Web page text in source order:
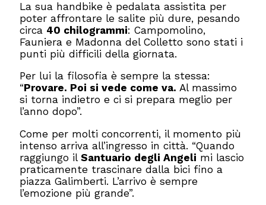
La sua handbike è pedalata assistita per
poter affrontare le salite più dure, pesando
circa 40 chilogrammi: Campomolino,
Fauniera e Madonna del Colletto sono stati i
punti più difficili della giornata.
Per lui la filosofia è sempre la stessa:
“Provare. Poi si vede come va.Al massimo
si torna indietro e ci si prepara meglio per
l’anno dopo”.
Come per molti concorrenti, il momento più
intenso arriva all’ingresso in città. “Quando
raggiungo ilSantuario degli Angeli mi lascio
praticamente trascinare dalla bici fino a
piazza Galimberti. L’arrivo è sempre
l’emozione più grande”.